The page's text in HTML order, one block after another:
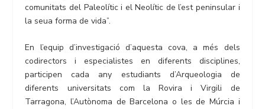
comunitats del Paleolític i el Neolític de l’est peninsular i
la seua forma de vida”.
En l’equip d’investigació d’aquesta cova, a més dels
codirectors i especialistes en diferents disciplines,
participen cada any estudiants d’Arqueologia de
diferents universitats com la Rovira i Virgili de
Tarragona, l’Autònoma de Barcelona o les de Múrcia i